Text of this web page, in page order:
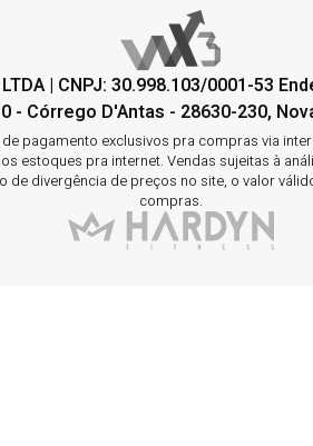
LTDA | CNPJ: 30.998.103/0001-53
- Córrego D'Antas - 28630-230,
pagamento exclusivos pra compras via
estoques pra internet. Vendas sujeitas à
de divergência de preços no site, o valor
compras.